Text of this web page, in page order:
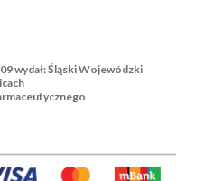
wydał: Śląski Wojewódzki